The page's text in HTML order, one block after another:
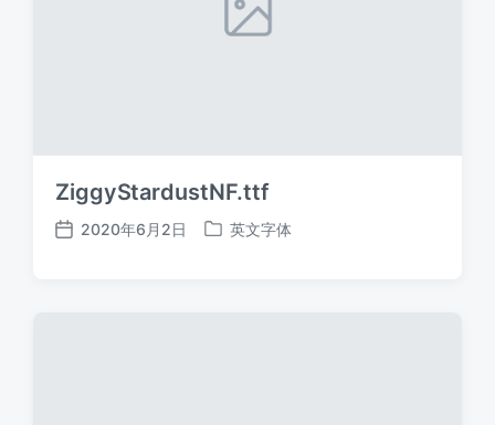
ZiggyStardustNF.ttf
发
2020年6月2日
发
英文字体